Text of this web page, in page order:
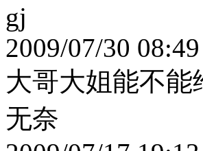
gj
2009/07/30 08:49
大哥大姐能不
无奈